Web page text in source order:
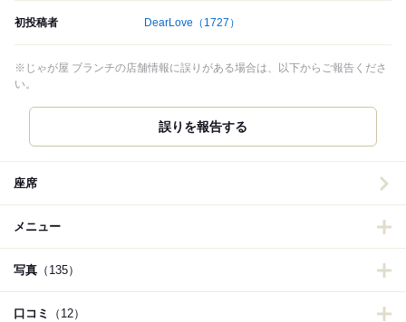
初投稿者 DearLove （1727）
※じゃが屋 ブランチの店舗情報に誤りがある場合は、以下からご報告くださ
い。
誤りを報告する
座席
メニュー
写真 （135）
口コミ （12）